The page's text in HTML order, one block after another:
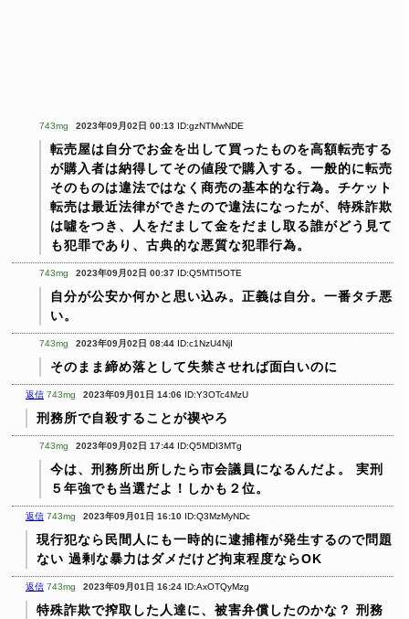
743mg 2023年09月02日 00:13 ID:gzNTMwNDE
転売屋は自分でお金を出して買ったものを高額転売する
が購入者は納得してその値段で購入する。一般的に転売
そのものは違法ではなく商売の基本的な行為。チケット
転売は最近法律ができたので違法になったが、特殊詐欺
は噓をつき、人をだまして金をだまし取る誰がどう見て
も犯罪であり、古典的な悪質な犯罪行為。
743mg 2023年09月02日 00:37 ID:Q5MTI5OTE
自分が公安か何かと思い込み。正義は自分。一番タチ悪
い。
743mg 2023年09月02日 08:44 ID:c1NzU4NjI
そのまま締め落として失禁させれば面白いのに
返信 743mg 2023年09月01日 14:06 ID:Y3OTc4MzU
刑務所で自殺することが禊やろ
743mg 2023年09月02日 17:44 ID:Q5MDI3MTg
今は、刑務所出所したら市会議員になるんだよ。
実刑
５年強でも当選だよ！しかも２位。
返信 743mg 2023年09月01日 16:10 ID:Q3MzMyNDc
現行犯なら民間人にも一時的に逮捕権が発生するので問題
ない 過剰な暴力はダメだけど拘束程度ならOK
返信 743mg 2023年09月01日 16:24 ID:AxOTQyMzg
特殊詐欺で搾取した人達に、被害弁償したのかな？ 刑務